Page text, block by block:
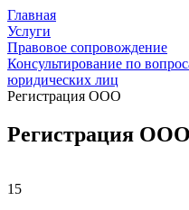
Главная
Услуги
Правовое сопровождение
Консультирование по
юридических лиц
Регистрация ООО
Регистрация ООО
15